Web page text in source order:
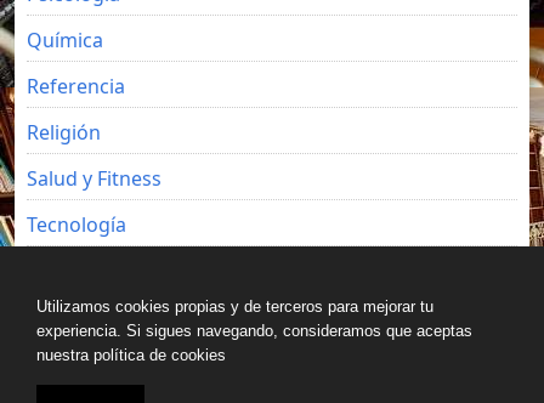
Química
Referencia
Religión
Salud y Fitness
Tecnología
Utilizamos cookies propias y de terceros para mejorar tu
experiencia. Si sigues navegando, consideramos que aceptas
nuestra política de cookies